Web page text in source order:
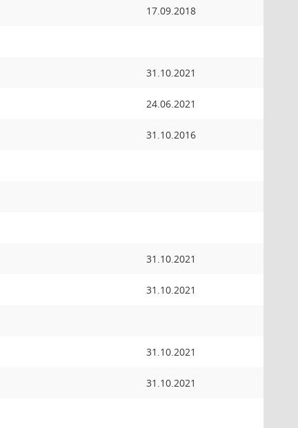
17.09.2018
31.10.2021
24.06.2021
31.10.2016
31.10.2021
31.10.2021
31.10.2021
31.10.2021